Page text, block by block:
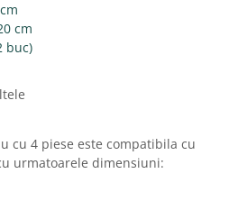
cm
buc)
cu 4 piese este compatibila cu
urmatoarele dimensiuni: